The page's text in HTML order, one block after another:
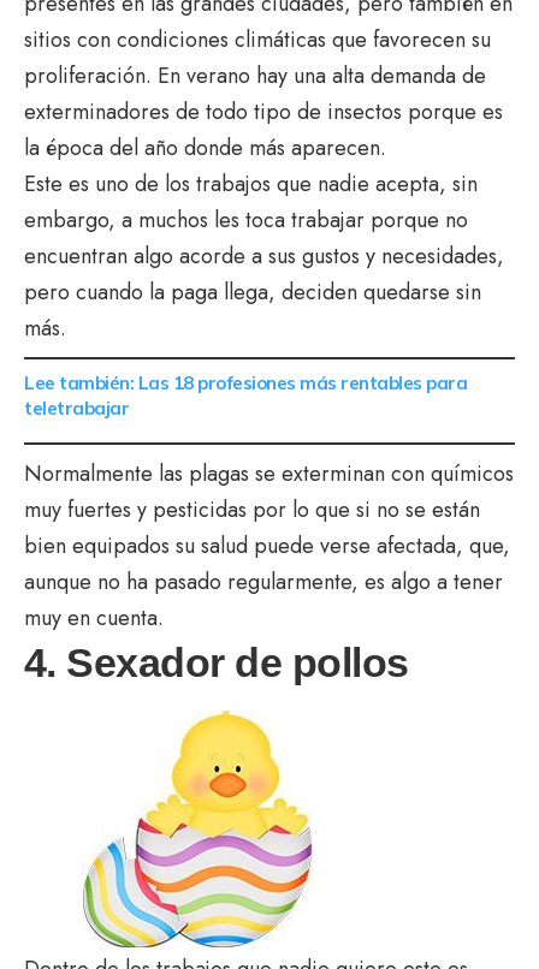
sitios con condiciones climáticas que favorecen su
proliferación. En verano hay una alta demanda de
exterminadores de todo tipo de insectos porque es
la época del año donde más aparecen.
Este es uno de los trabajos que nadie acepta, sin
embargo, a muchos les toca trabajar porque no
encuentran algo acorde a sus gustos y necesidades,
pero cuando la paga llega, deciden quedarse sin
más.
Lee también: Las 18 profesiones más rentables para
teletrabajar
Normalmente las plagas se exterminan con químicos
muy fuertes y pesticidas por lo que si no se están
bien equipados su salud puede verse afectada, que,
aunque no ha pasado regularmente, es algo a tener
muy en cuenta.
4. Sexador de pollos